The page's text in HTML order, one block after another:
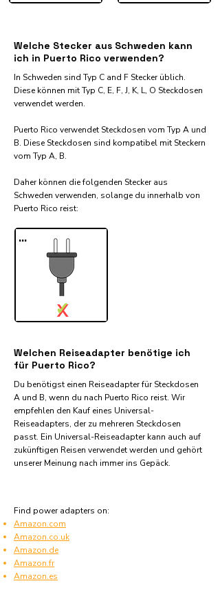
Welche Stecker aus Schweden kann
ich in Puerto Rico verwenden?
In Schweden sind Typ C and F Stecker üblich.
Diese können mit Typ C, E, F, J, K, L, O Steckdosen
verwendet werden.
Puerto Rico verwendet Steckdosen vom Typ A und
B. Diese Steckdosen sind kompatibel mit Steckern
vom Typ A, B.
Daher können die folgenden Stecker aus
Schweden verwenden, solange du innerhalb von
Puerto Rico reist:​
...
X
✓
Welchen Reiseadapter benötige ich
für Puerto Rico?
Du benötigst einen Reiseadapter für Steckdosen
A und B, wenn du nach Puerto Rico reist. Wir
empfehlen den Kauf eines Universal-
Reiseadapters, der zu mehreren Steckdosen
passt. Ein Universal-Reiseadapter kann auch auf
zukünftigen Reisen verwendet werden und gehört
unserer Meinung nach immer ins Gepäck.
Find power adapters on:
Amazon.com
Amazon.co.uk
Amazon.de
Amazon.fr
Amazon.es